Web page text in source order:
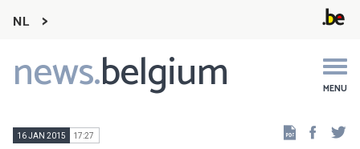
NL
news.belgium MENU
Main
navigation
16 JAN 2015 17:27